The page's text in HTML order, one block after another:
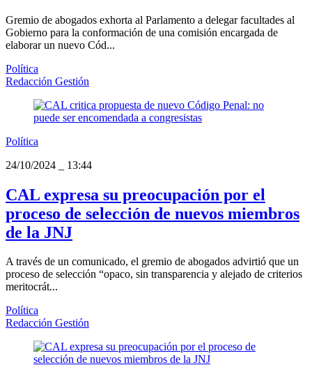
Gremio de abogados exhorta al Parlamento a delegar facultades al
Gobierno para la conformación de una comisión encargada de
elaborar un nuevo Cód...
Política
Redacción Gestión
Política
24/10/2024
13:44
CAL expresa su preocupación por el
proceso de selección de nuevos miembros
de la JNJ
A través de un comunicado, el gremio de abogados advirtió que un
proceso de selección “opaco, sin transparencia y alejado de criterios
meritocrát...
Política
Redacción Gestión